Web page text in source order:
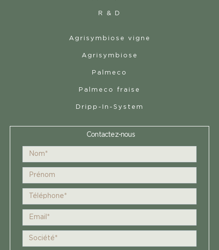
R & D
Agrisymbiose vigne
Agrisymbiose
Palmeco
Palmeco fraise
Dripp-In-System
Contactez-nous